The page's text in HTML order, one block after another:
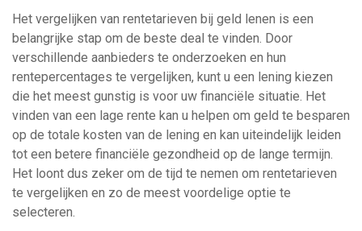
Het vergelijken van rentetarieven bij geld lenen is een
belangrijke stap om de beste deal te vinden. Door
verschillende aanbieders te onderzoeken en hun
rentepercentages te vergelijken, kunt u een lening kiezen
die het meest gunstig is voor uw financiële situatie. Het
vinden van een lage rente kan u helpen om geld te besparen
op de totale kosten van de lening en kan uiteindelijk leiden
tot een betere financiële gezondheid op de lange termijn.
Het loont dus zeker om de tijd te nemen om rentetarieven
te vergelijken en zo de meest voordelige optie te
selecteren.